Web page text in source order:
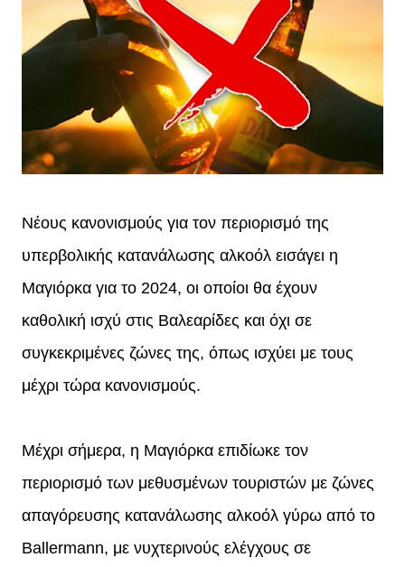
Νέους κανονισμούς για τον περιορισμό της
υπερβολικής κατανάλωσης αλκοόλ εισάγει η
Μαγιόρκα για το 2024, οι οποίοι θα έχουν
καθολική ισχύ στις Βαλεαρίδες και όχι σε
συγκεκριμένες ζώνες της, όπως ισχύει με τους
μέχρι τώρα κανονισμούς.
Μέχρι σήμερα, η Μαγιόρκα επιδίωκε τον
περιορισμό των μεθυσμένων τουριστών με ζώνες
απαγόρευσης κατανάλωσης αλκοόλ γύρω από το
Ballermann, με νυχτερινούς ελέγχους σε